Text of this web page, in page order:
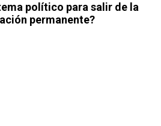
político para salir de la
permanente?